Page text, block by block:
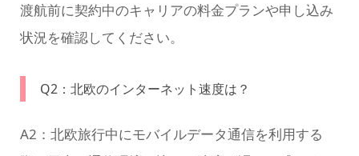
渡航前に契約中のキャリアの料金プランや申し込み
状況を確認してください。
Q2：北欧のインターネット速度は？
A2：北欧旅行中にモバイルデータ通信を利用する